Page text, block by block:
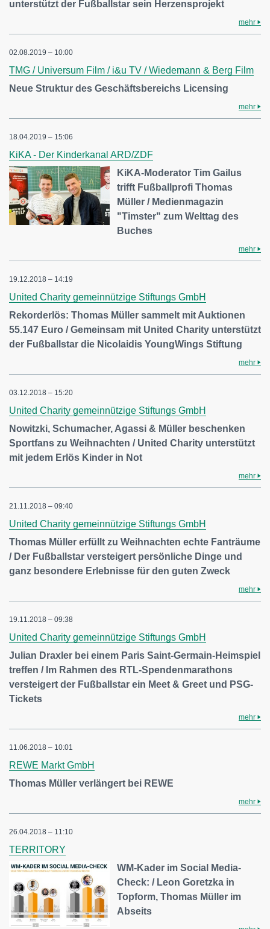
unterstützt der Fußballstar sein Herzensprojekt
mehr
02.08.2019 – 10:00
TMG / Universum Film / i&u TV / Wiedemann & Berg Film
Neue Struktur des Geschäftsbereichs Licensing
mehr
18.04.2019 – 15:06
KiKA - Der Kinderkanal ARD/ZDF
KiKA-Moderator Tim Gailus
trifft Fußballprofi Thomas
Müller / Medienmagazin
"Timster" zum Welttag des
Buches
mehr
19.12.2018 – 14:19
United Charity gemeinnützige Stiftungs GmbH
Rekorderlös: Thomas Müller sammelt mit Auktionen
55.147 Euro / Gemeinsam mit United Charity unterstützt
der Fußballstar die Nicolaidis YoungWings Stiftung
mehr
03.12.2018 – 15:20
United Charity gemeinnützige Stiftungs GmbH
Nowitzki, Schumacher, Agassi & Müller beschenken
Sportfans zu Weihnachten / United Charity unterstützt
mit jedem Erlös Kinder in Not
mehr
21.11.2018 – 09:40
United Charity gemeinnützige Stiftungs GmbH
Thomas Müller erfüllt zu Weihnachten echte Fanträume
/ Der Fußballstar versteigert persönliche Dinge und
ganz besondere Erlebnisse für den guten Zweck
mehr
19.11.2018 – 09:38
United Charity gemeinnützige Stiftungs GmbH
Julian Draxler bei einem Paris Saint-Germain-Heimspiel
treffen / Im Rahmen des RTL-Spendenmarathons
versteigert der Fußballstar ein Meet & Greet und PSG-
Tickets
mehr
11.06.2018 – 10:01
REWE Markt GmbH
Thomas Müller verlängert bei REWE
mehr
26.04.2018 – 11:10
TERRITORY
WM-Kader im Social Media-
Check: / Leon Goretzka in
Topform, Thomas Müller im
Abseits